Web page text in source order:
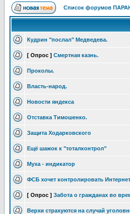
Список форумов
Кудрин "послал" Медведева.
[ Опрос ] Смертная казнь.
Проколы.
Власть-народ.
Новости яндекса
Отставка Тимошенко.
Защита Ходарковского
Ещё шажок к "тоталконтрол"
Муха - индикатор
ФСБ хочет контролировать Интернет
[ Опрос ] Забота о гражданах во
Верхи страхуются на случай